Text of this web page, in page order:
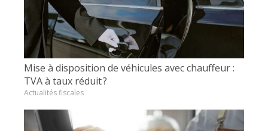
Mise à disposition de véhicules avec chauffeur :
TVA à taux réduit ?
Actualités fiscales